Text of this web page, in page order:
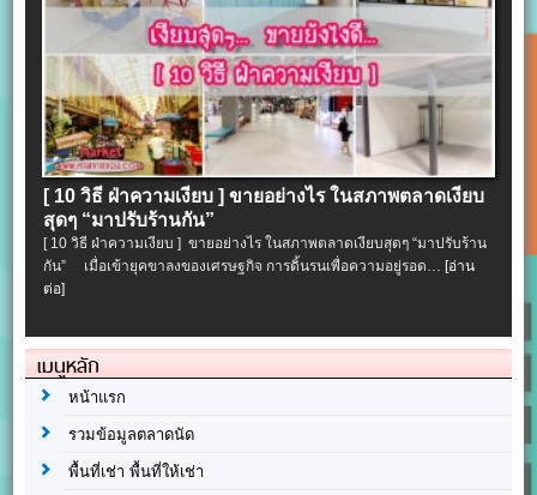
[ 10 วิธี ฝ่าความเงียบ ] ขายอย่างไร ในสภาพตลาดเงียบ
สุดๆ “มาปรับร้านกัน”
[ 10 วิธี ฝ่าความเงียบ ] ขายอย่างไร ในสภาพตลาดเงียบสุดๆ “มาปรับร้าน
กัน” เมื่อเข้ายุคขาลงของเศรษฐกิจ การดิ้นรนเพื่อความอยู่รอด…[อ่าน
ต่อ]
เมนูหลัก
หน้าแรก
รวมข้อมูลตลาดนัด
พื้นที่เช่า พื้นที่ให้เช่า